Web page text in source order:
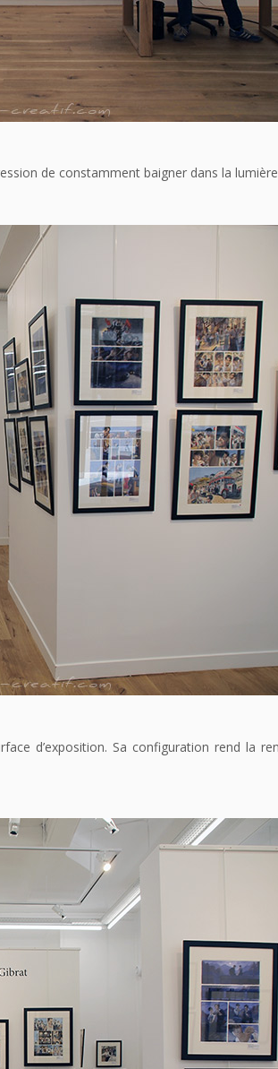
de constamment baigner dans la
d’exposition. Sa configuration rend la